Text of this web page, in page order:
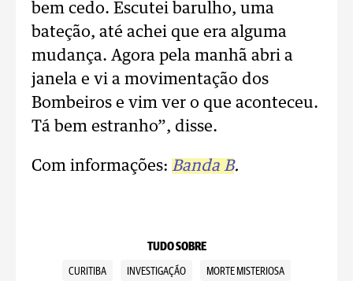
bem cedo. Escutei barulho, uma
bateção, até achei que era alguma
mudança. Agora pela manhã abri a
janela e vi a movimentação dos
Bombeiros e vim ver o que aconteceu.
Tá bem estranho”, disse.
Com informações: Banda B.
TUDO SOBRE
CURITIBA INVESTIGAÇÃO MORTE MISTERIOSA